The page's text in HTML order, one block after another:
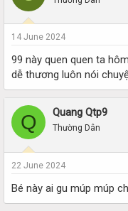
o
n
s
14 June 2024
99 này quen quen ta
dễ thương luôn nói
Q Quang Qtp9
Thường Dân
22 June 2024
Bé này ai gu múp múp